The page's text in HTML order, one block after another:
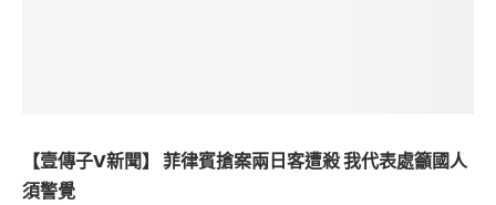
【壹傳子V新聞】 菲律賓搶案兩日客遭殺 我代表處籲國人
須警覺